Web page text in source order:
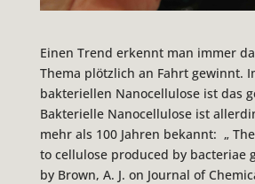
Einen Trend erkennt man immer
Thema plötzlich an Fahrt gewinnt.
bakteriellen Nanocellulose ist das
Bakterielle Nanocellulose ist
mehr als 100 Jahren bekannt: „
to cellulose produced by bacteriae
by Brown, A. J. on Journal of